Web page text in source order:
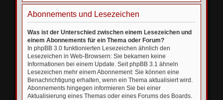
Abonnements und Lesezeichen
Was ist der Unterschied zwischen einem Lesezeichen und
einem Abonnements für ein Thema oder Forum?
In phpBB 3.0 funktionierten Lesezeichen ähnlich den
Lesezeichen in Web-Browsern: Sie bekamen keine
Informationen bei einem Update. Seit phpBB 3.1 ähneln
Lesezeichen mehr einem Abonnement: Sie können eine
Benachrichtigung erhalten, wenn ein Thema aktualisiert wird.
Abonnements hingegen informieren Sie bei einer
Aktualisierung eines Themas oder eines Forums des Boards.